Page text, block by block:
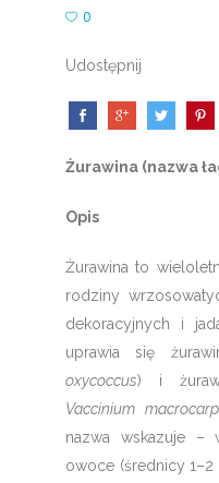
0
Udostępnij
Żurawina (nazwa
Opis
Żurawina to
rodziny
dekoracyjnych i
uprawia się
oxycoccus) i
Vaccinium
nazwa wskazuje –
owoce (średnicy 1–2